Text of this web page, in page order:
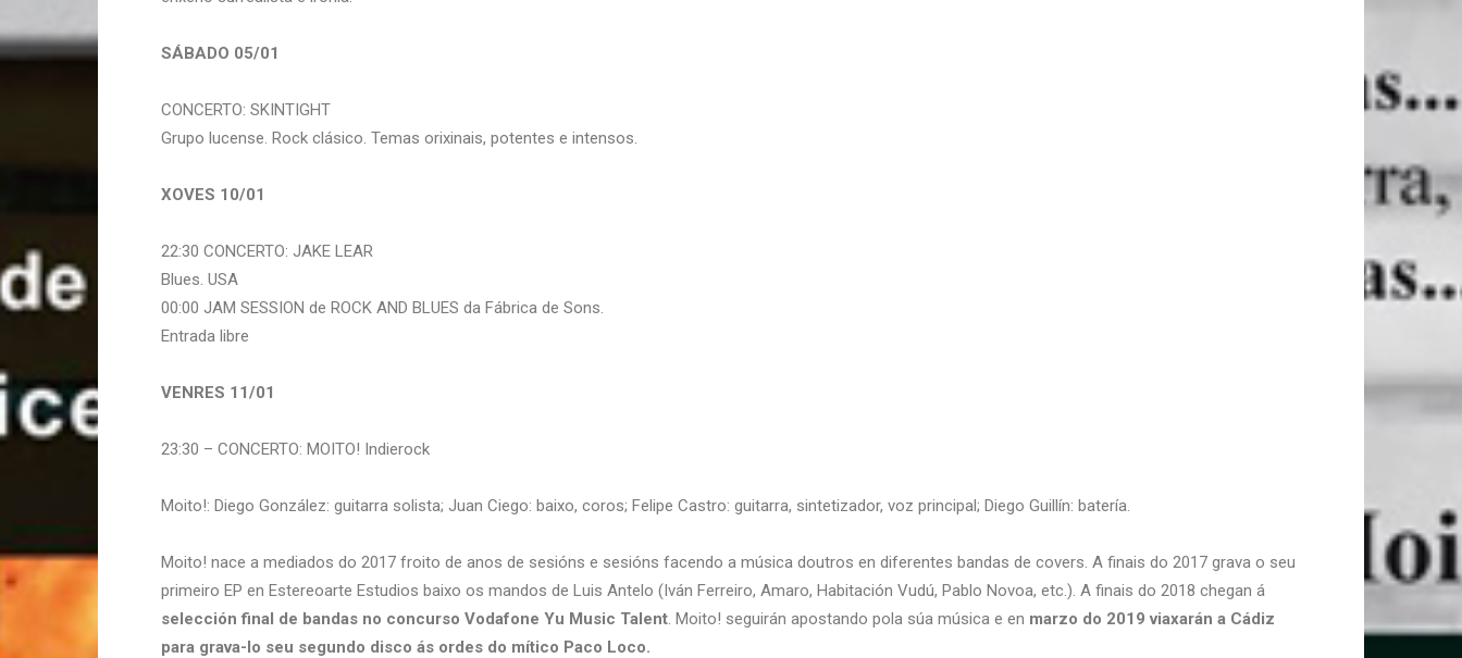
SÁBADO 05/01
CONCERTO: SKINTIGHT
Grupo lucense. Rock clásico. Temas orixinais, potentes e intensos.
XOVES 10/01
22:30 CONCERTO: JAKE LEAR
Blues. USA
00:00 JAM SESSION de ROCK AND BLUES da Fábrica de Sons.
Entrada libre
VENRES 11/01
23:30 – CONCERTO: MOITO! Indierock
Moito!: Diego González: guitarra solista; Juan Ciego: baixo, coros; Felipe Castro: guitarra, sintetizador, voz principal; Diego Guillín: batería.
Moito! nace a mediados do 2017 froito de anos de sesións e sesións facendo a música doutros en diferentes bandas de covers. A finais do 2017 grava o seu
primeiro EP en Estereoarte Estudios baixo os mandos de Luis Antelo (Iván Ferreiro, Amaro, Habitación Vudú, Pablo Novoa, etc.). A finais do 2018 chegan á
selección final de bandas no concurso Vodafone Yu Music Talent. Moito! seguirán apostando pola súa música e en marzo do 2019 viaxarán a Cádiz
para grava-lo seu segundo disco ás ordes do mítico Paco Loco.